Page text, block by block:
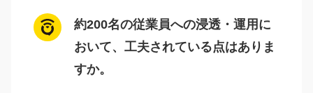
約200名の従業員への浸透・運用に
おいて、工夫されている点はありま
すか。